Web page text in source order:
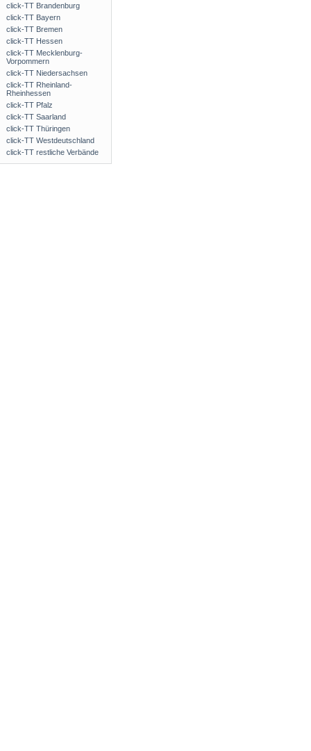
click-TT Brandenburg
click-TT Bayern
click-TT Bremen
click-TT Hessen
click-TT Mecklenburg-
Vorpommern
click-TT Niedersachsen
click-TT Rheinland-
Rheinhessen
click-TT Pfalz
click-TT Saarland
click-TT Thüringen
click-TT Westdeutschland
click-TT restliche Verbände